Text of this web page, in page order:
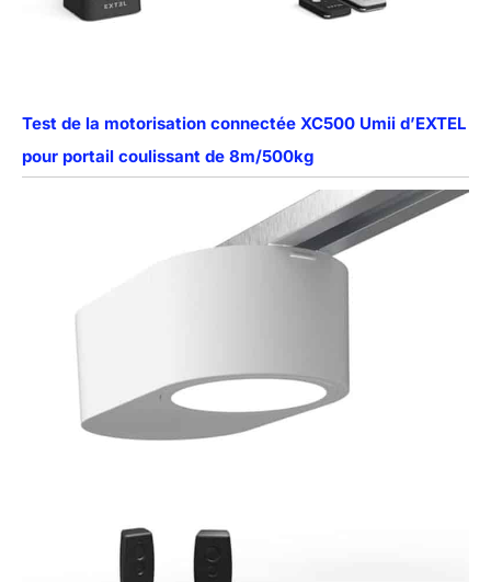
Test de la motorisation connectée XC500 Umii d’EXTEL
pour portail coulissant de 8m/500kg